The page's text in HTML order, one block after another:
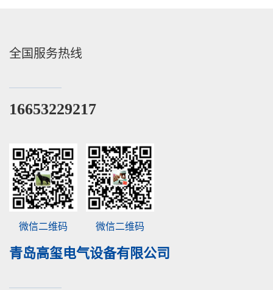
全国服务热线
16653229217
微信二维码 微信二维码
青岛高玺电气设备有限公司